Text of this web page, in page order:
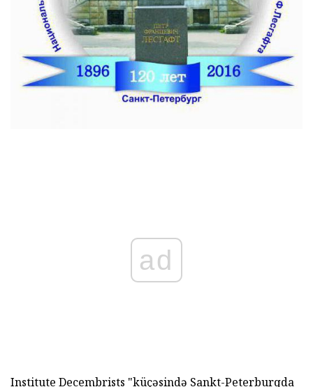
ad
Institute Decembrists "küçəsində Sankt-Peterburqda